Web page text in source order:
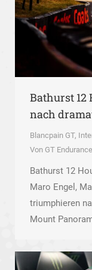
Bathurst
nach
Blancpain GT,
Von GT Endurance
Bathurst 12
Maro Engel,
triumphieren
Mount